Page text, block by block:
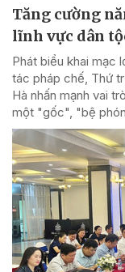
Tăng cường
lĩnh vực dân
Phát biểu khai mạc
tác pháp chế, Thứ
Hà nhấn mạnh vai
một "gốc", "bệ